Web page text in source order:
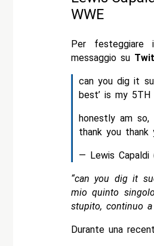
WWE
Per festeggiare
messaggio su
can you dig it
best’ is my 5TH
honestly am so,
thank you
— Lewis Capaldi
“can you dig it
mio quinto
stupito, continuo
Durante una